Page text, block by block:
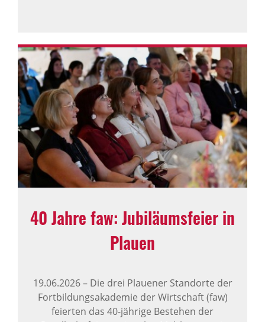
40 Jahre faw: Jubi­lä­ums­feier in
Plauen
19.06.2026–Die drei Plauener Standorte der
Fortbildungsakademie der Wirtschaft (faw)
feierten das 40-jährige Bestehen der